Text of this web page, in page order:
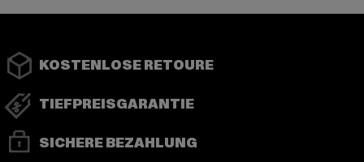
KOSTENLOSE RETOURE
TIEFPREISGARANTIE
SICHERE BEZAHLUNG